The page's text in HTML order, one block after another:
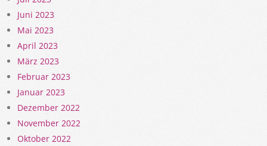
Juni 2023
Mai 2023
April 2023
März 2023
Februar 2023
Januar 2023
Dezember 2022
November 2022
Oktober 2022